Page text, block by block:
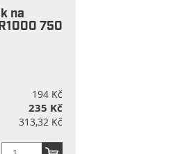
na
750
194 Kč
235 Kč
313,32 Kč